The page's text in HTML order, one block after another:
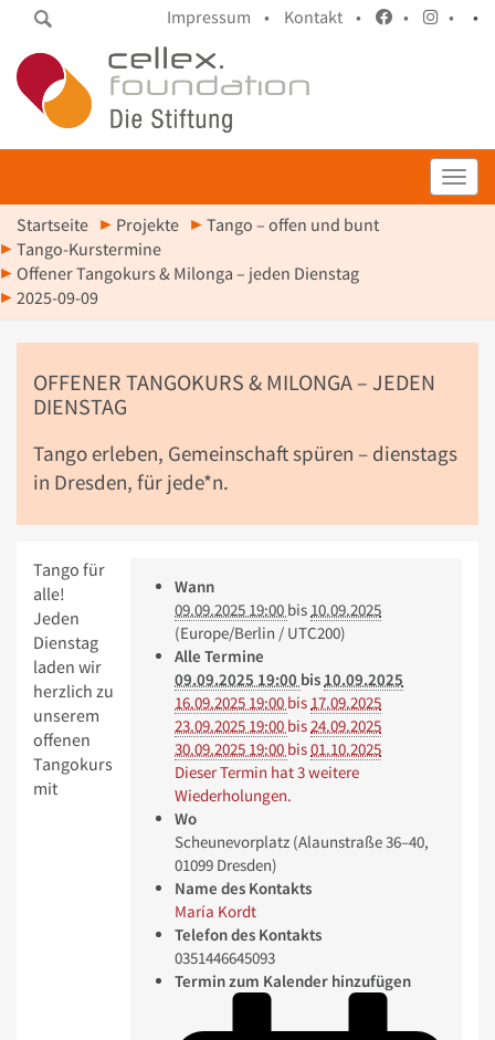
Impressum • Kontakt • • • •
Startseite Projekte
Tango – offen und bunt
Tango-Kurstermine
Offener Tangokurs & Milonga – jeden Dienstag
2025-09-09
OFFENER TANGOKURS & MILONGA – JEDEN
DIENSTAG
Tango erleben, Gemeinschaft spüren – dienstags
in Dresden, für jede*n.
Wann
09.09.2025 19:00 bis 10.09.2025
(Europe/Berlin / UTC200)
Alle Termine
09.09.2025 19:00 bis 10.09.2025
16.09.2025 19:00 bis 17.09.2025
23.09.2025 19:00 bis24.09.2025
30.09.2025 19:00 bis01.10.2025
Dieser Termin hat 3 weitere
Wiederholungen.
Wo
Scheunevorplatz (Alaunstraße 36–40,
01099 Dresden)
Name des Kontakts
María Kordt
Telefon des Kontakts
0351446645093
Termin zum Kalender hinzufügen
Tango für
alle!
Jeden
Dienstag
laden wir
herzlich zu
unserem
offenen
Tangokurs
mit